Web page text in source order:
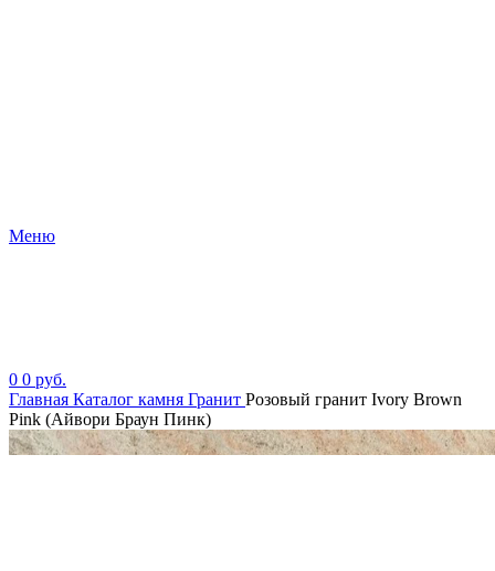
Меню
0 0 руб.
Главная Каталог камня Гранит Розовый гранит Ivory Brown
Pink (Айвори Браун Пинк)